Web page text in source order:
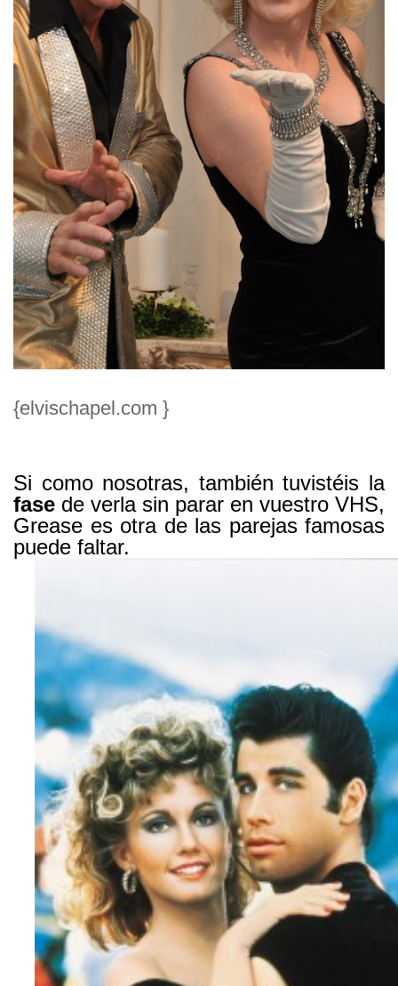
{elvischapel.com }
Si como nosotras, también tuvistéis la
fase de verla sin parar en vuestro VHS,
Grease es otra de las parejas famosas
puede faltar.